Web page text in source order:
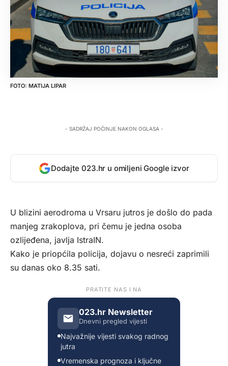
MATIJA LIPAR
- SADRŽAJ POČINJE NAKON OGLASA -
Dodajte 023.hr u omiljeni Google izvor
U blizini aerodroma u Vrsaru jutros je došlo do pada
manjeg zrakoplova, pri čemu je jedna osoba
ozlijeđena, javlja IstraIN.
Kako je priopćila policija, dojavu o nesreći zaprimili
su danas oko 8.35 sati.
PRATITE NAS I NA
023.hr Newsletter
Dnevni pregled vijesti
Najvažnije vijesti svakog radnog
jutra
Vremenska prognoza i ključne